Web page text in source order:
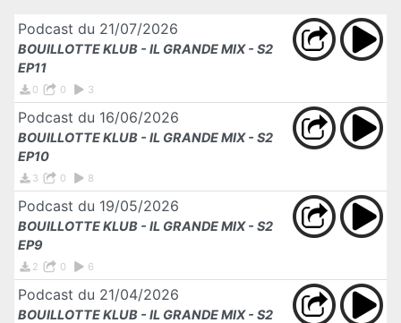
Podcast du 21/07/2026
BOUILLOTTE KLUB - IL GRANDE MIX - S2
EP11
0 0 3
Podcast du 16/06/2026
BOUILLOTTE KLUB - IL GRANDE MIX - S2
EP10
3 0 8
Podcast du 19/05/2026
BOUILLOTTE KLUB - IL GRANDE MIX - S2
EP9
2 0 6
Podcast du 21/04/2026
BOUILLOTTE KLUB - IL GRANDE MIX - S2